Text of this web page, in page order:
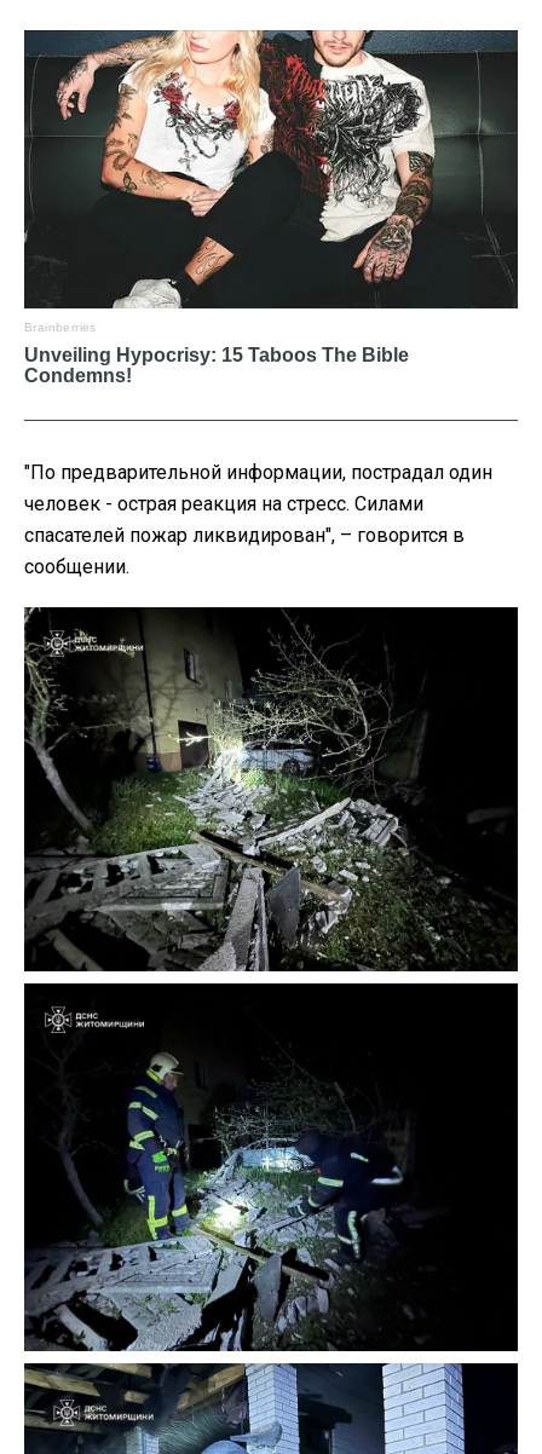
"По предварительной информации, пострадал один
человек - острая реакция на стресс. Силами
спасателей пожар ликвидирован", – говорится в
сообщении.